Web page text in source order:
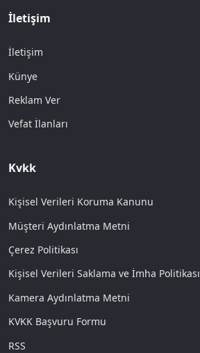
İletişim
İletişim
Künye
Reklam Ver
Vefat İlanları
Kvkk
Kişisel Verileri Koruma Kanunu
Müşteri Aydınlatma Metni
Çerez Politikası
Kişisel Verileri Saklama ve İmha Politikası
Kamera Aydınlatma Metni
KVKK Başvuru Formu
RSS